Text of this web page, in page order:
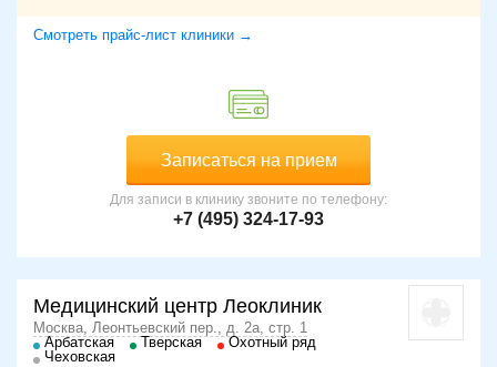
присоединяется выраженная интоксикация организма с
Если лечение воспалительных патологий полового члена
следующих осложнений:
фимоз;
лимфангит и лимфаденит;
Смотреть прайс-лист клиники →
Записаться на прием
Для записи в клинику звоните по телефону:
+7 (495) 324-17-93
Медицинский центр Леоклиник
Москва, Леонтьевский пер., д. 2а, стр. 1
Арбатская
Тверская
Охотный ряд
Чеховская